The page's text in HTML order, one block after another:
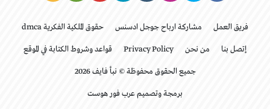
فريق العمل مشاركة ارباح جوجل ادسنس حقوق الملكية الفكرية dmca
إتصل بنا من نحن Privacy Policy قواعد وشروط الكتابة في الموقع
جميع الحقوق محفوظة © نبأ فايف 2026
برمجة وتصميم عرب فور هوست